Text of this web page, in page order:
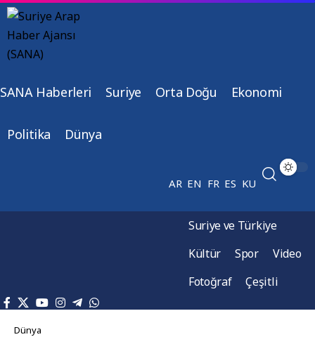
SANA Haberleri Suriye Orta Doğu Ekonomi
Politika Dünya
AR EN FR ES KU
Suriye ve Türkiye
Kültür
Spor
Video
Fotoğraf
Çeşitli
Dünya